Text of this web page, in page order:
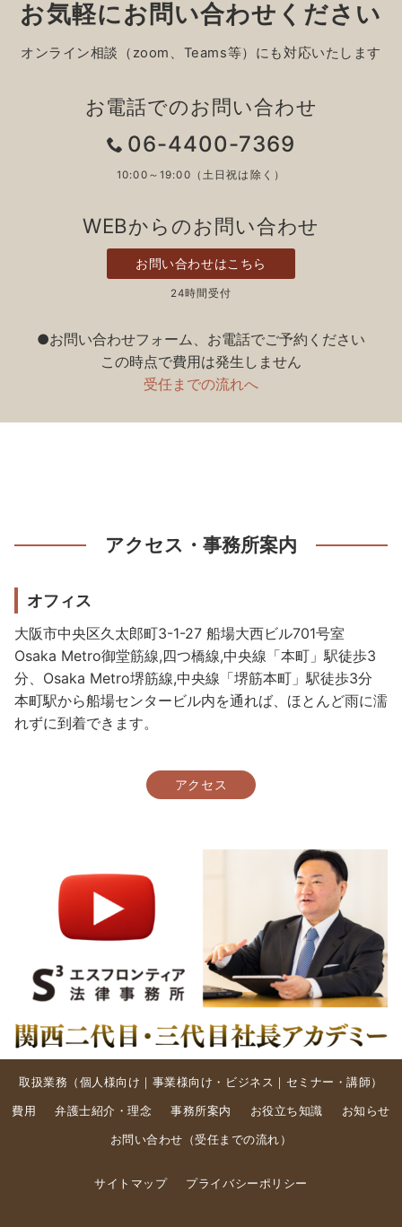
お気軽にお問い合わせください
オンライン相談（zoom、Teams等）にも対応いたします
お電話でのお問い合わせ
06-4400-7369
10:00～19:00（土日祝は除く）
WEBからのお問い合わせ
お問い合わせはこちら
24時間受付
●お問い合わせフォーム、お電話でご予約ください
この時点で費用は発生しません
受任までの流れへ
アクセス・事務所案内
オフィス
大阪市中央区久太郎町3-1-27 船場大西ビル701号室
Osaka Metro御堂筋線,四つ橋線,中央線「本町」駅徒歩3
分、Osaka Metro堺筋線,中央線「堺筋本町」駅徒歩3分
本町駅から船場センタービル内を通れば、ほとんど雨に濡
れずに到着できます。
アクセス
取扱業務（ 個人様向け ｜ 事業様向け・ビジネス ｜ セミナー・講師）
費用 弁護士紹介・理念 事務所案内 お役立ち知識 お知らせ
お問い合わせ （受任までの流れ ）
サイトマップ プライバシーポリシー